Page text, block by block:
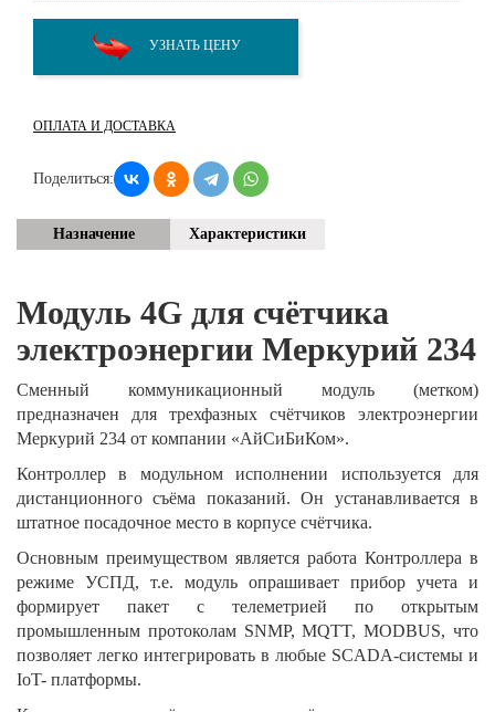
УЗНАТЬ ЦЕНУ
ОПЛАТА И ДОСТАВКА
Поделиться:
Назначение Характеристики
Модуль 4G для счётчика
электроэнергии Меркурий 234
Сменный коммуникационный модуль (метком)
предназначен для трехфазных счётчиков электроэнергии
Меркурий 234 от компании «АйСиБиКом».
Контроллер в модульном исполнении используется для
дистанционного съёма показаний. Он устанавливается в
штатное посадочное место в корпусе счётчика.
Основным преимуществом является работа Контроллера в
режиме УСПД, т.е. модуль опрашивает прибор учета и
формирует пакет с телеметрией по открытым
промышленным протоколам SNMP, MQTT, MODBUS, что
позволяет легко интегрировать в любые SCADA-системы и
IoT- платформы.